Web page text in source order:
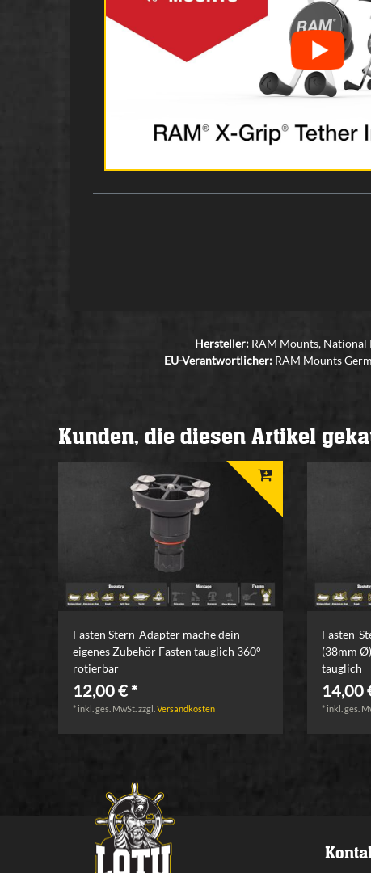
Hersteller:RAM Mounts, National
EU-Verantwortlicher: RAM Mounts
Kunden, die diesen Artikel
Fasten Stern-Adapter mache dein
eigenes Zubehör Fasten tauglich 360°
rotierbar
12,00 € *
* inkl. ges. MwSt. zzgl.Versandkosten
Fasten-
(38mm
tauglich
14,00
* inkl. ges.